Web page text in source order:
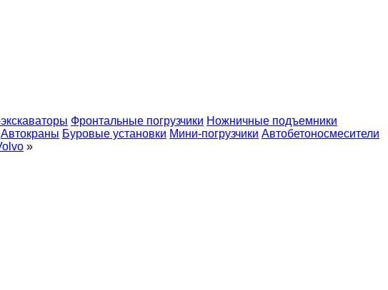
Фронтальные погрузчики Ножничные подъемники
Автокраны Буровые установки Мини-погрузчики Автобетоносмесители
»